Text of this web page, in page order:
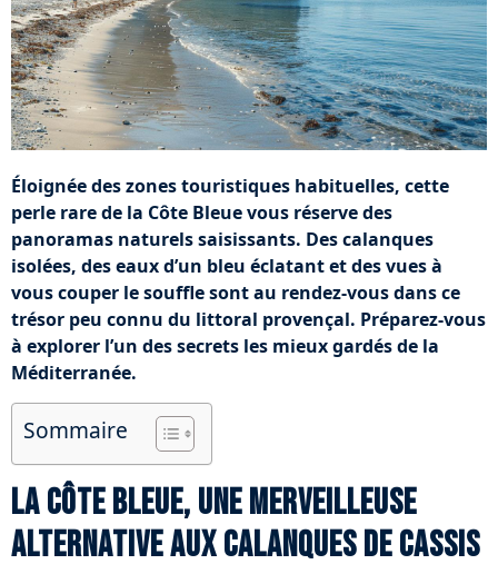
Éloignée des zones touristiques habituelles, cette
perle rare de la Côte Bleue vous réserve des
panoramas naturels saisissants. Des calanques
isolées, des eaux d’un bleu éclatant et des vues à
vous couper le souffle sont au rendez-vous dans ce
trésor peu connu du littoral provençal. Préparez-vous
à explorer l’un des secrets les mieux gardés de la
Méditerranée.
Sommaire
La Côte Bleue, une merveilleuse
alternative aux calanques de Cassis